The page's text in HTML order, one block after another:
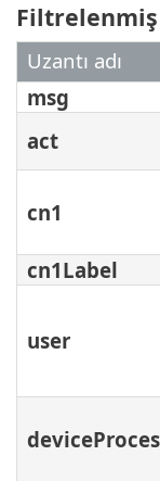
Uzantı adı
msg
act
cn1
cn1Label
user